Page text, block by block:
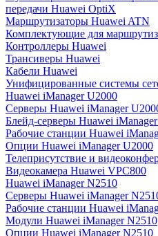
передачи Huawei OptiX
Маршрутизаторы Huawei ATN
Комплектующие для
Контроллеры Huawei
Трансиверы Huawei
Кабели Huawei
Унифицированные системы
Huawei iManager U2000
Серверы Huawei iManager
Блейд-серверы Huawei
Рабочие станции Huawei
Опции Huawei iManager U2000
Телеприсутствие и
Видеокамера Huawei VPC800
Huawei iManager N2510
Серверы Huawei iManager
Рабочие станции Huawei
Модули Huawei iManager N2510
Опции Huawei iManager N2510